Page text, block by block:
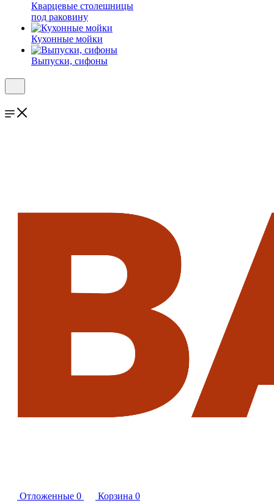
Кварцевые столешницы
под раковину
Кухонные мойки
Выпуски, сифоны
Отложенные 0 Корзина 0